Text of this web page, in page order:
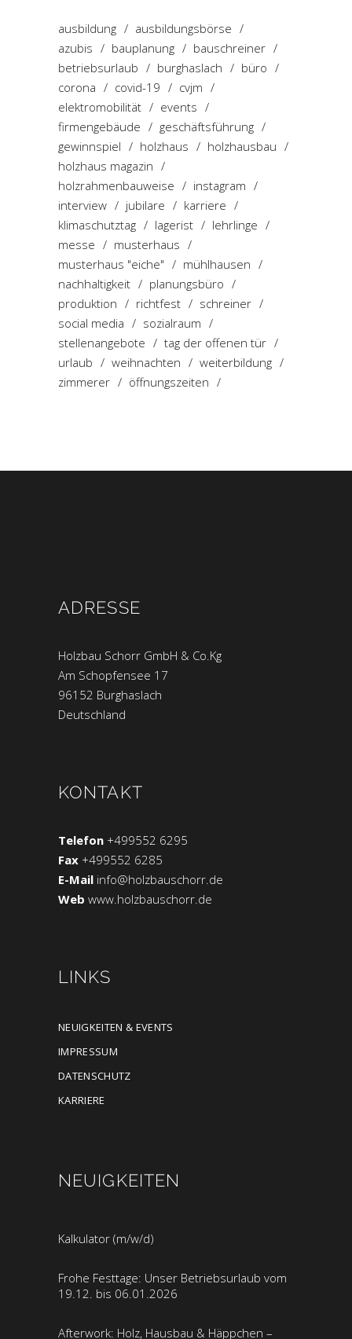
ausbildung
ausbildungsbörse
azubis
bauplanung
bauschreiner
betriebsurlaub
burghaslach
büro
corona
covid-19
cvjm
elektromobilität
events
firmengebäude
geschäftsführung
gewinnspiel
holzhaus
holzhausbau
holzhaus magazin
holzrahmenbauweise
instagram
interview
jubilare
karriere
klimaschutztag
lagerist
lehrlinge
messe
musterhaus
musterhaus "eiche"
mühlhausen
nachhaltigkeit
planungsbüro
produktion
richtfest
schreiner
social media
sozialraum
stellenangebote
tag der offenen tür
urlaub
weihnachten
weiterbildung
zimmerer
öffnungszeiten
ADRESSE
Holzbau Schorr GmbH & Co.Kg
Am Schopfensee 17
96152 Burghaslach
Deutschland
KONTAKT
Telefon +499552 6295
Fax +499552 6285
E-Mail info@holzbauschorr.de
Web www.holzbauschorr.de
LINKS
NEUIGKEITEN & EVENTS
IMPRESSUM
DATENSCHUTZ
KARRIERE
NEUIGKEITEN
Kalkulator (m/w/d)
Frohe Festtage: Unser Betriebsurlaub vom
19.12. bis 06.01.2026
Afterwork: Holz, Hausbau & Häppchen –